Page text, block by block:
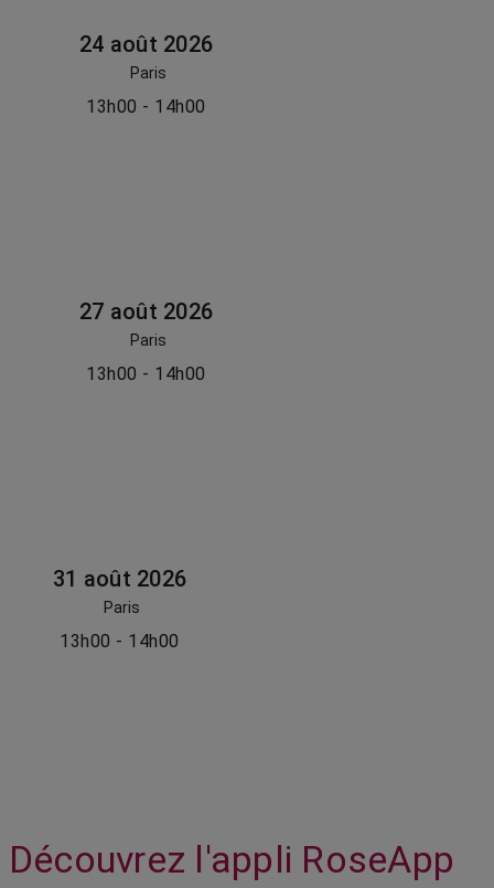
24 août 2026
Paris
13h00 - 14h00
27 août 2026
Paris
13h00 - 14h00
31 août 2026
Paris
13h00 - 14h00
Découvrez l'appli RoseApp